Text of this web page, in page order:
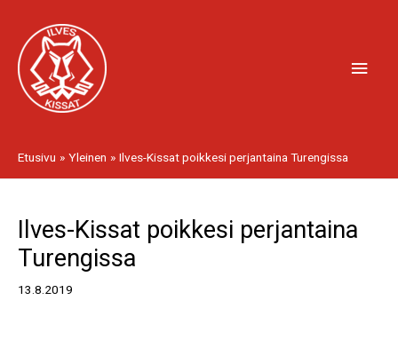
sisältöön
Etusivu Yleinen Ilves-Kissat poikkesi perjantaina Turengissa
Ilves-Kissat poikkesi perjantaina
Turengissa
13.8.2019
selaus